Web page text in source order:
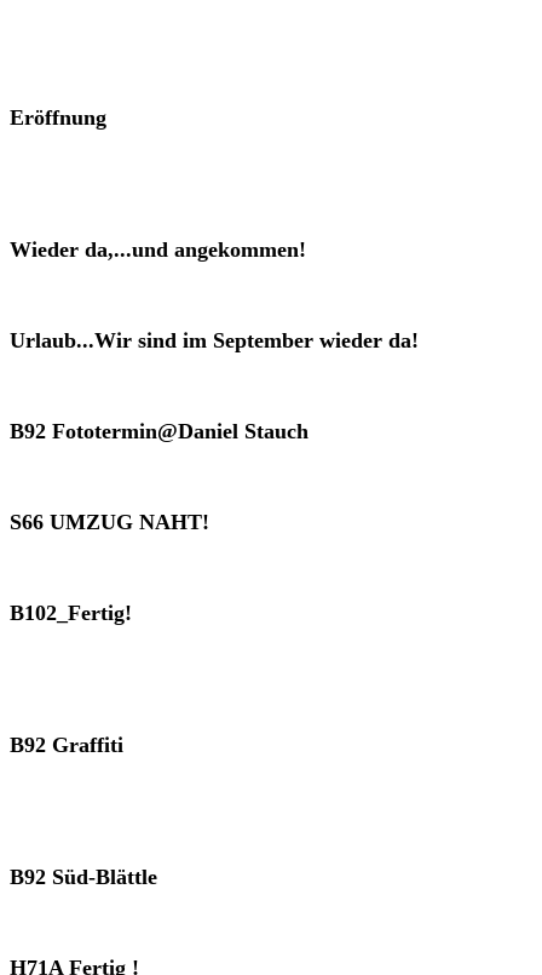
Eröffnung
Wieder da,...und angekommen!
Urlaub...Wir sind im September wieder da!
B92 Fototermin@Daniel Stauch
S66 UMZUG NAHT!
B102_Fertig!
B92 Graffiti
B92 Süd-Blättle
H71A Fertig !